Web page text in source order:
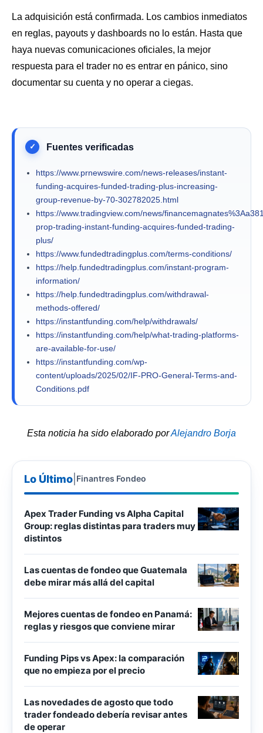
La adquisición está confirmada. Los cambios inmediatos
en reglas, payouts y dashboards no lo están. Hasta que
haya nuevas comunicaciones oficiales, la mejor
respuesta para el trader no es entrar en pánico, sino
documentar su cuenta y no operar a ciegas.
https://www.prnewswire.com/news-releases/instant-
funding-acquires-funded-trading-plus-increasing-
group-revenue-by-70-302782025.html
https://www.tradingview.com/news/
prop-trading-instant-funding-acquires-funded-trading-
plus/
https://www.fundedtradingplus.com/terms-conditions/
https://help.fundedtradingplus.com/instant-program-
information/
https://help.fundedtradingplus.com/withdrawal-
methods-offered/
https://instantfunding.com/help/withdrawals/
https://instantfunding.com/help/what-trading-platforms-
are-available-for-use/
https://instantfunding.com/wp-
content/uploads/2025/02/IF-PRO-General-Terms-and-
Conditions.pdf
Esta noticia ha sido elaborado porAlejandro Borja
Lo Último Finantres Fondeo
Apex Trader Funding vs Alpha Capital
Group: reglas distintas para traders muy
distintos
Las cuentas de fondeo que Guatemala
debe mirar más allá del capital
Mejores cuentas de fondeo en Panamá:
reglas y riesgos que conviene mirar
Funding Pips vs Apex: la comparación
que no empieza por el precio
Las novedades de agosto que todo
trader fondeado debería revisar antes
de operar